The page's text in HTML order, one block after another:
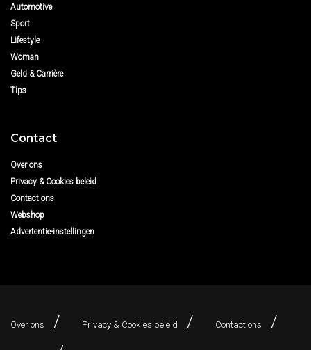
Automotive
Sport
Lifestyle
Woman
Geld & Carrière
Tips
Contact
Over ons
Privacy & Cookies beleid
Contact ons
Webshop
Advertentie-instellingen
Over ons Privacy & Cookies beleid Contact ons